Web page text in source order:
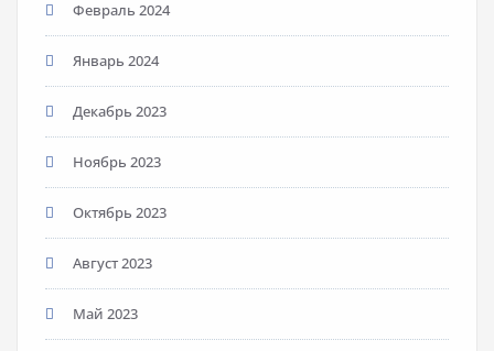
Февраль 2024
Январь 2024
Декабрь 2023
Ноябрь 2023
Октябрь 2023
Август 2023
Май 2023